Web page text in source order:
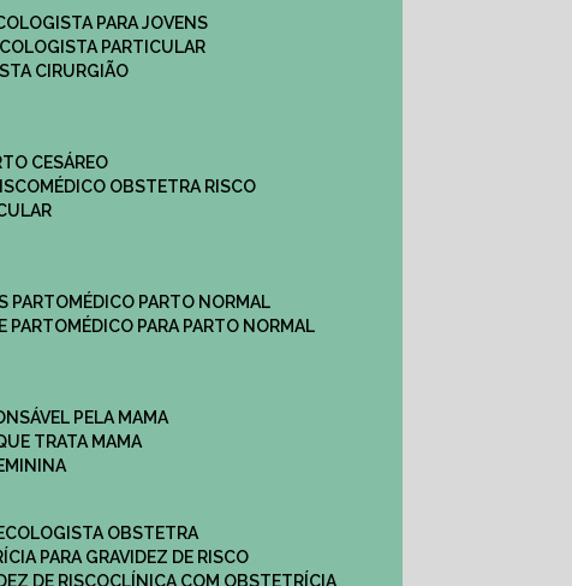
PARA JOVENS
PARTICULAR
CIRURGIÃO
CESÁREO
MÉDICO OBSTETRA RISCO
PARTO
MÉDICO PARTO NORMAL
PARTO
MÉDICO PARA PARTO NORMAL
PELA MAMA
QUE TRATA MAMA
OBSTETRA
PARA GRAVIDEZ DE RISCO
DE RISCO
CLÍNICA COM OBSTETRÍCIA